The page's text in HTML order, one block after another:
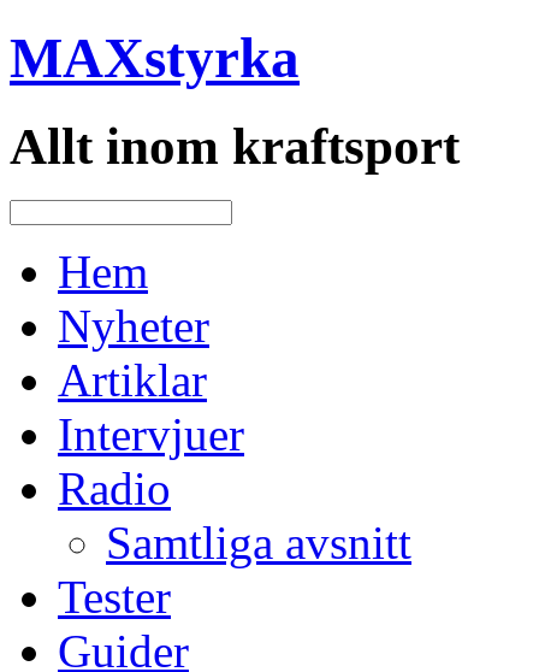
MAXstyrka
Allt inom kraftsport
Hem
Nyheter
Artiklar
Intervjuer
Radio
Samtliga avsnitt
Tester
Guider